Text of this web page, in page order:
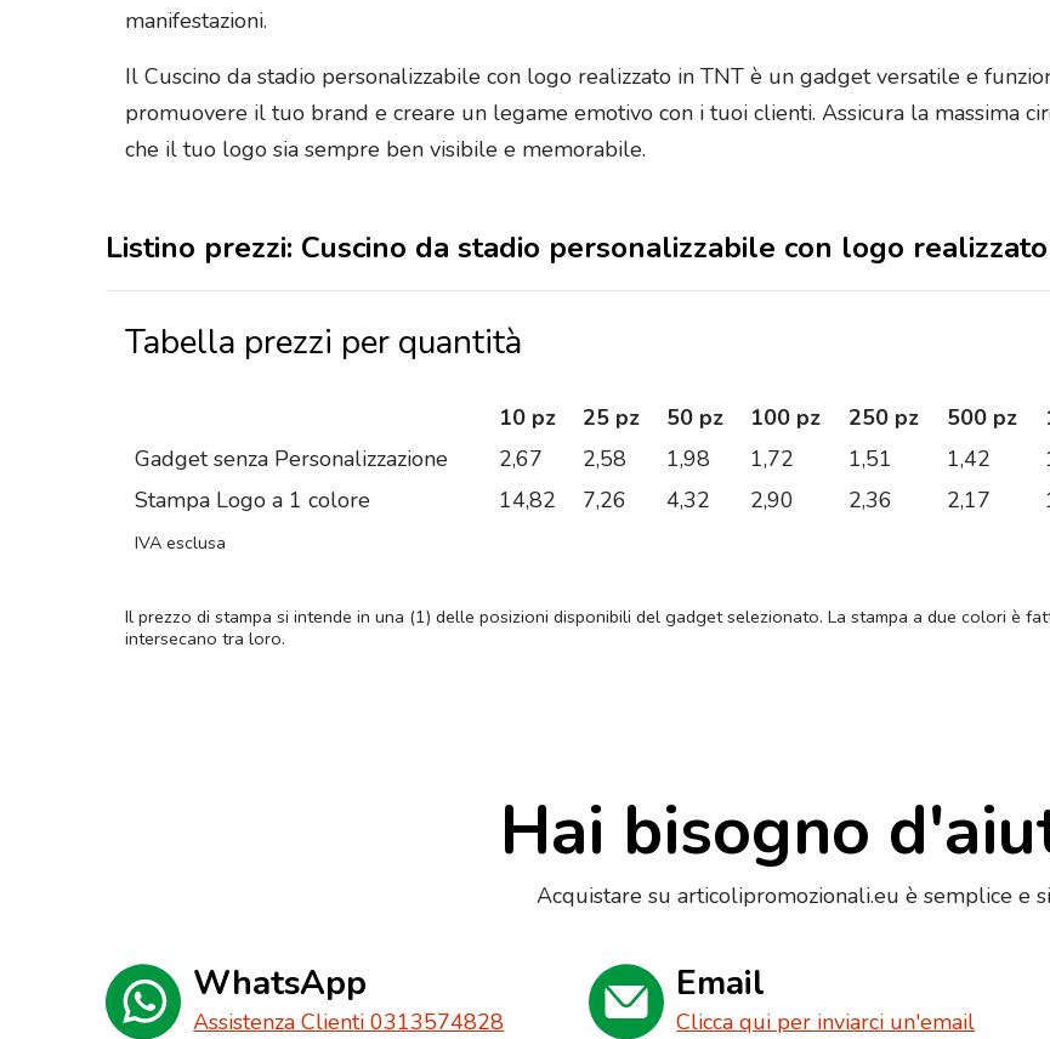
manifestazioni.
Il Cuscino da stadio personalizzabile con logo realizzato in TNT è un gadget versatile e
promuovere il tuo brand e creare un legame emotivo con i tuoi clienti. Assicura la massima
che il tuo logo sia sempre ben visibile e memorabile.
Listino prezzi: Cuscino da stadio personalizzabile con logo
Tabella prezzi per quantità
10 pz 25 pz 50 pz 100 pz 250 pz 500 pz
Gadget senza Personalizzazione
2,67 2,58 1,98 1,72 1,51 1,42
Stampa Logo a 1 colore
14,82 7,26 4,32 2,90 2,36 2,17
IVA esclusa
Il prezzo di stampa si intende in una (1) delle posizioni disponibili del gadget selezionato. La stampa a due colori è
intersecano tra loro.
Hai bisogno
Acquistare su articolipromozionali.eu è semplice e
WhatsApp
Assistenza Clienti 0313574828
Email
Clicca qui per inviarci un'email